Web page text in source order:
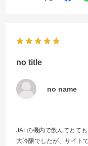
no title
no name
JALの機内で飲んでとて
大吟醸でしたが、サイト